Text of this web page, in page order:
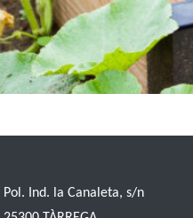
Pol. Ind. la Canaleta, s/n